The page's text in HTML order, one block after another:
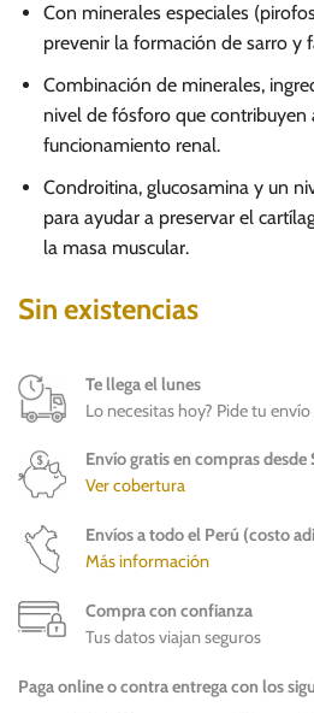
Con minerales especiales
prevenir la formación de sarro y
Combinación de minerales,
nivel de fósforo que contribuyen
funcionamiento renal.
Condroitina, glucosamina y un
para ayudar a preservar el
la masa muscular.
Sin existencias
Te llega el lunes
Lo necesitas hoy? Pide tu envío
Envío gratis en compras desde
Ver cobertura
Envíos a todo el Perú (costo
Más información
Compra con confianza
Tus datos viajan seguros
Paga online o contra entrega con los